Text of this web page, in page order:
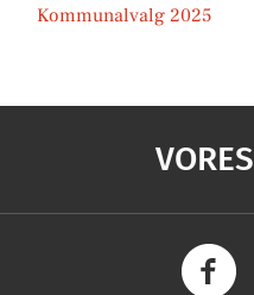
Kommunalvalg 2025
VORES